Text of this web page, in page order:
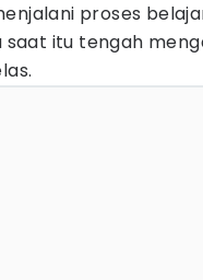
proses
itu tengah